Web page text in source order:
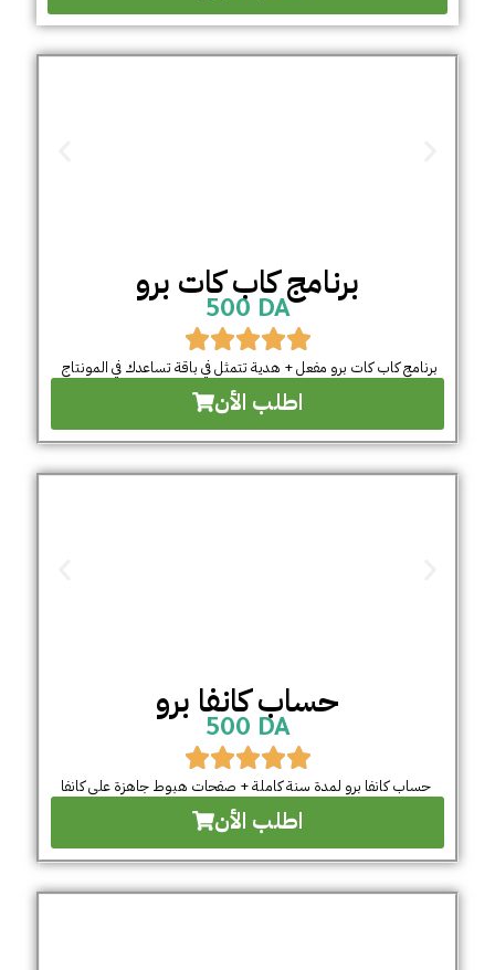
برنامج كاب كات برو
500 DA
برنامج كاب كات برو مفعل + هدية تتمثل في باقة تساعدك في المونتاج
اطلب الأن
حساب كانفا برو
500 DA
اطلب الأن